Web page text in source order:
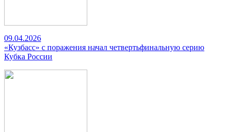
09.04.2026
«Кузбасс» с поражения начал четвертьфинальную серию
Кубка России